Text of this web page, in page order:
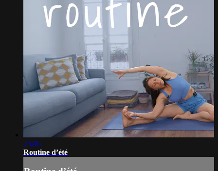
23:46
Routine d’été